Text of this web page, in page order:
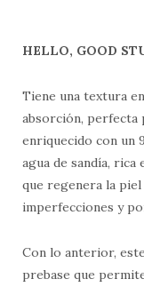
HELLO, GOOD
Tiene una textura
absorción, perfecta
enriquecido con un
agua de sandía, rica
que regenera la
imperfecciones y
Con lo anterior,
prebase que